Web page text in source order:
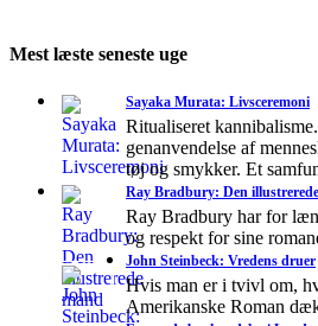
Mest læste seneste uge
Sayaka Murata: Livsceremoni
Ritualiseret
genanvendelse af
tøj og smykker. Et
Ray Bradbury: Den
Ray Bradbury har for
og respekt for sine
John Steinbeck: Vredens druer
Hvis man er i tvivl om,
Amerikanske Roman